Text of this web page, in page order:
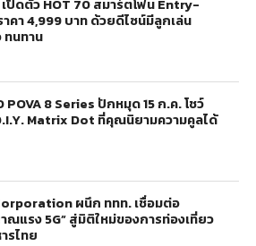
ปิดตัว HOT 70 สมาร์ตโฟน Entry-
คา 4,999 บาท ด้วยดีไซน์มีลูกเล่น
ทนทาน
POVA 8 Series ปักหมุด 15 ก.ค. โชว์
Matrix Dot ที่คุณนิยามความคูลได้
ผนึก ททท. เชื่อมต่อ
แรง 5G” สู่มิติใหม่ของการท่องเที่ยว
รไทย